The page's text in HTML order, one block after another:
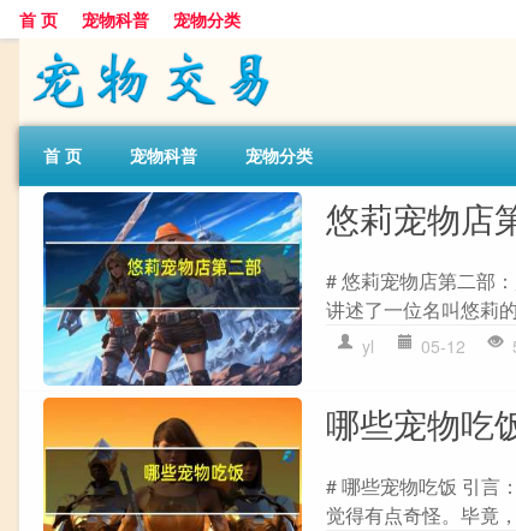
首 页 宠物科普 宠物分类
首 页 宠物科普 宠物分类
悠莉宠物店
# 悠莉宠物店第二部
讲述了一位名叫悠莉
yl 05-12
哪些宠物吃
# 哪些宠物吃饭 引言
觉得有点奇怪。毕竟